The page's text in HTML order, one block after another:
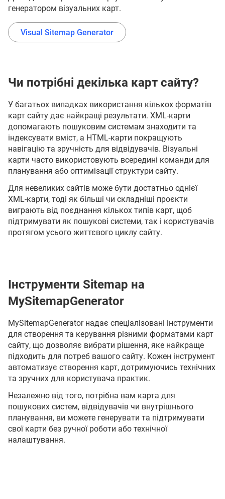
генератором візуальних карт.
Visual Sitemap Generator
Чи потрібні декілька карт сайту?
У багатьох випадках використання кількох форматів
карт сайту дає найкращі результати. XML-карти
допомагають пошуковим системам знаходити та
індексувати вміст, а HTML-карти покращують
навігацію та зручність для відвідувачів. Візуальні
карти часто використовують всередині команди для
планування або оптимізації структури сайту.
Для невеликих сайтів може бути достатньо однієї
XML-карти, тоді як більші чи складніші проєкти
виграють від поєднання кількох типів карт, щоб
підтримувати як пошукові системи, так і користувачів
протягом усього життєвого циклу сайту.
Інструменти Sitemap на
MySitemapGenerator
MySitemapGenerator надає спеціалізовані інструменти
для створення та керування різними форматами карт
сайту, що дозволяє вибрати рішення, яке найкраще
підходить для потреб вашого сайту. Кожен інструмент
автоматизує створення карт, дотримуючись технічних
та зручних для користувача практик.
Незалежно від того, потрібна вам карта для
пошукових систем, відвідувачів чи внутрішнього
планування, ви можете генерувати та підтримувати
свої карти без ручної роботи або технічної
налаштування.